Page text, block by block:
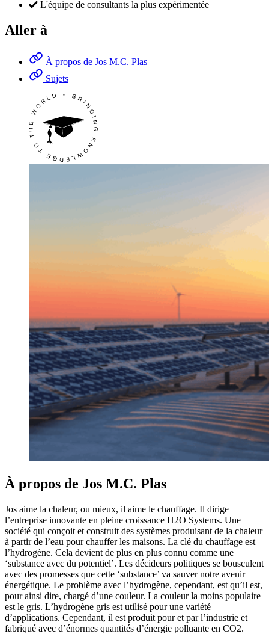
L'équipe de consultants la plus expérimentée
Aller à
À propos de Jos M.C. Plas
Sujets
À propos de Jos M.C. Plas
Jos aime la chaleur, ou mieux, il aime le chauffage. Il dirige
l’entreprise innovante en pleine croissance H2O Systems. Une
société qui conçoit et construit des systèmes produisant de la chaleur
à partir de l’eau pour chauffer les maisons. La clé du chauffage est
l’hydrogène. Cela devient de plus en plus connu comme une
‘substance avec du potentiel’. Les décideurs politiques se bousculent
avec des promesses que cette ‘substance’ va sauver notre avenir
énergétique. Le problème avec l’hydrogène, cependant, est qu’il est,
pour ainsi dire, chargé d’une couleur. La couleur la moins populaire
est le gris. L’hydrogène gris est utilisé pour une variété
d’applications. Cependant, il est produit pour et par l’industrie et
fabriqué avec d’énormes quantités d’énergie polluante en CO2.